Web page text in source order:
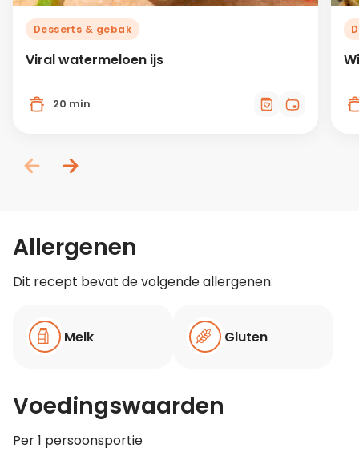
Desserts & gebak
Viral watermeloen ijs
20 min
Allergenen
Dit recept bevat de volgende allergenen:
Melk Gluten
Voedingswaarden
Per 1 persoonsportie